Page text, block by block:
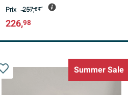
Prix 257,84
226,98
Summer Sale